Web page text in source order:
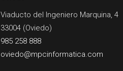
Viaducto del Ingeniero Marquina, 4
33004 (Oviedo)
985 258 888
oviedo@mpcinformatica.com